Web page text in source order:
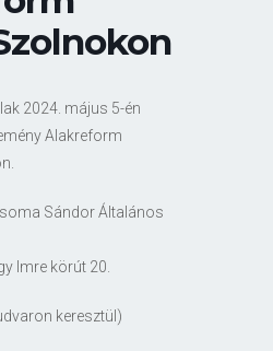
2024. május 5-én
Alakreform
Sándor Általános
Imre körút 20.
keresztül)